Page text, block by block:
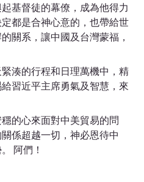
基督徒的幕僚，成為他得力
都是合神心意的，也帶給世
關系，讓中國及台灣蒙福，
湊的行程和日理萬機中，精
習近平主席勇氣及智慧，來
的心來面對中美貿易的問
係超越一切，神必恩待中
阿們！